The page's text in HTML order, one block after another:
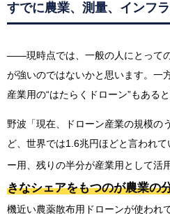
すでに農業、測量、インフ
——現時点では、一般の人にとって
が強いのではないかと思います。一
産業用の“はたらくドローン”もあると
野波「現在、ドローン産業の規模の
ど、世界では1.6兆円ほどと言われ
ー用、残りの半分が産業用として活
きなシェアをもつのが農業の
機近い農薬散布用ドローンが使われ